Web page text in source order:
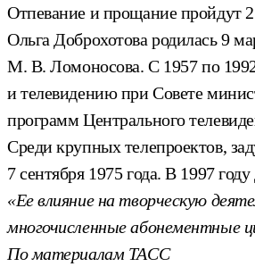
Отпевание и прощание пройдут
Ольга Доброхотова родилась 9
М. В. Ломоносова. С 1957 по 1992
и телевидению при Совете
программ Центрального
Среди крупных телепроектов,
7 сентября 1975 года. В 1997
«Ее влияние на творческую
многочисленные абонементные
По материалам ТАСС